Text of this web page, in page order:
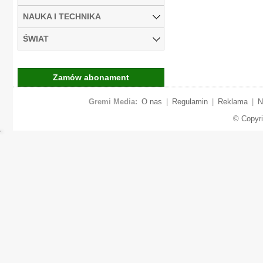
NAUKA I TECHNIKA
ŚWIAT
Zamów abonament
Gremi Media: O nas Regulamin Reklama
©